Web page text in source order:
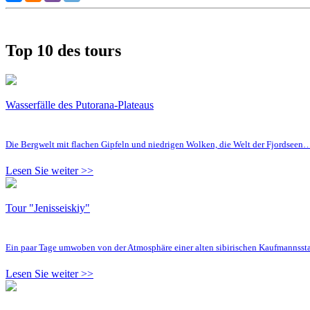
Top 10 des tours
Wasserfälle des Putorana-Plateaus
Die Bergwelt mit flachen Gipfeln und niedrigen Wolken, die Welt der Fjordseen…
Lesen Sie weiter >>
Tour "Jenisseiskiy"
Ein paar Tage umwoben von der Atmosphäre einer alten sibirischen
Lesen Sie weiter >>